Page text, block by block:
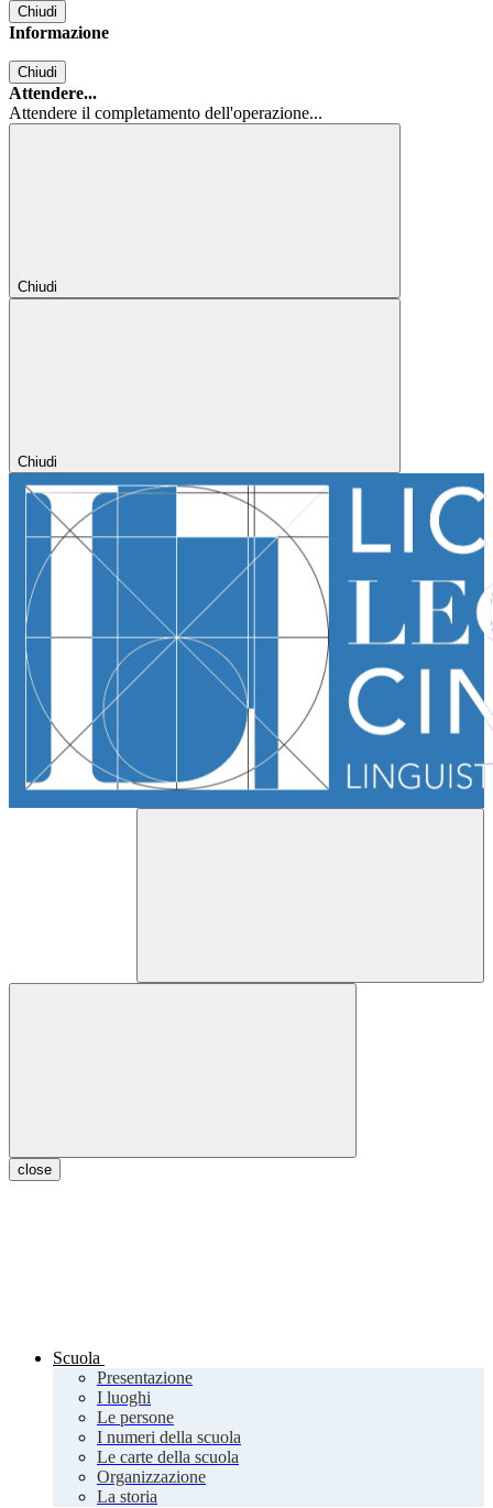
Chiudi
Informazione
Chiudi
Attendere...
Attendere il completamento dell'operazione...
Chiudi
Chiudi
close
Scuola
Presentazione
I luoghi
Le persone
I numeri della scuola
Le carte della scuola
Organizzazione
La storia